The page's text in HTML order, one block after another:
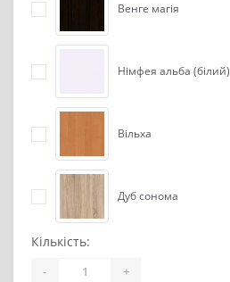
Венге магія
Німфея альба (білий)
Вільха
Дуб сонома
Кількість:
- +